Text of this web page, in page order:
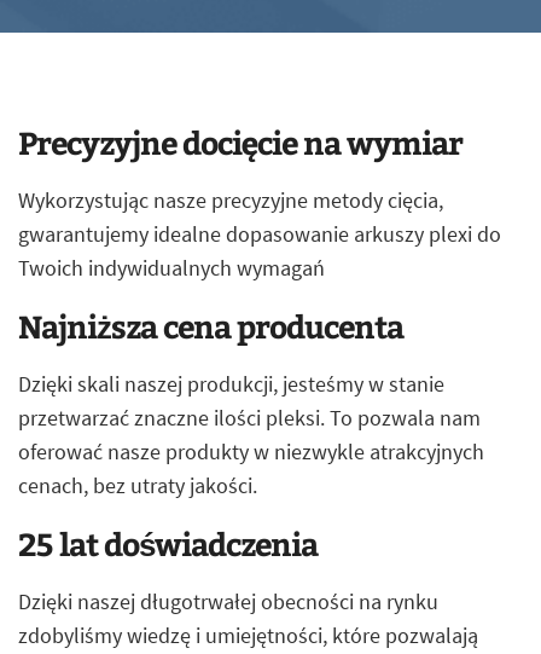
Precyzyjne docięcie na wymiar
Wykorzystując nasze precyzyjne metody cięcia,
gwarantujemy idealne dopasowanie arkuszy plexi do
Twoich indywidualnych wymagań
Najniższa cena producenta
Dzięki skali naszej produkcji, jesteśmy w stanie
przetwarzać znaczne ilości pleksi. To pozwala nam
oferować nasze produkty w niezwykle atrakcyjnych
cenach, bez utraty jakości.
25 lat doświadczenia
Dzięki naszej długotrwałej obecności na rynku
zdobyliśmy wiedzę i umiejętności, które pozwalają